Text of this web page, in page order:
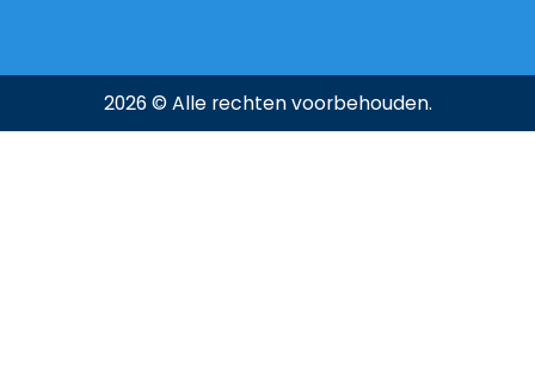
2026 © Alle rechten voorbehouden.